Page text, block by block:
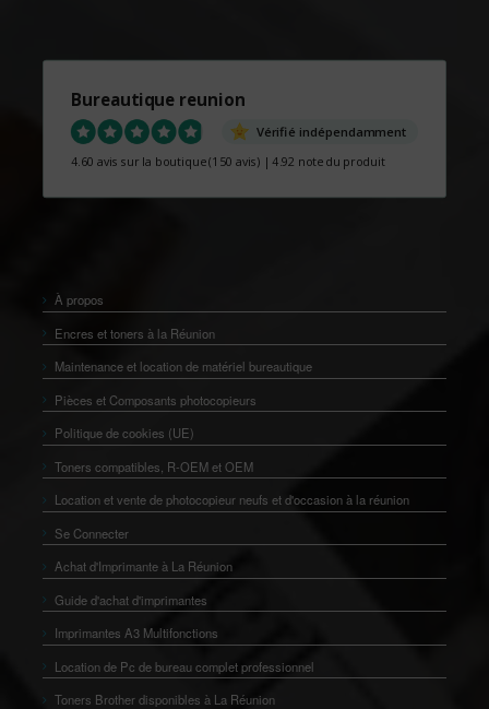
Bureautique reunion
Vérifié indépendamment
4.60 avis sur la boutique(150 avis) |4.92 note du produit
À propos
Encres et toners à la Réunion
Maintenance et location de matériel bureautique
Pièces et Composants photocopieurs
Politique de cookies (UE)
Toners compatibles, R-OEM et OEM
Location et vente de photocopieur neufs et d'occasion à la réunion
Se Connecter
Achat d'Imprimante à La Réunion
Guide d'achat d'imprimantes
Imprimantes A3 Multifonctions
Location de Pc de bureau complet professionnel
Toners Brother disponibles à La Réunion